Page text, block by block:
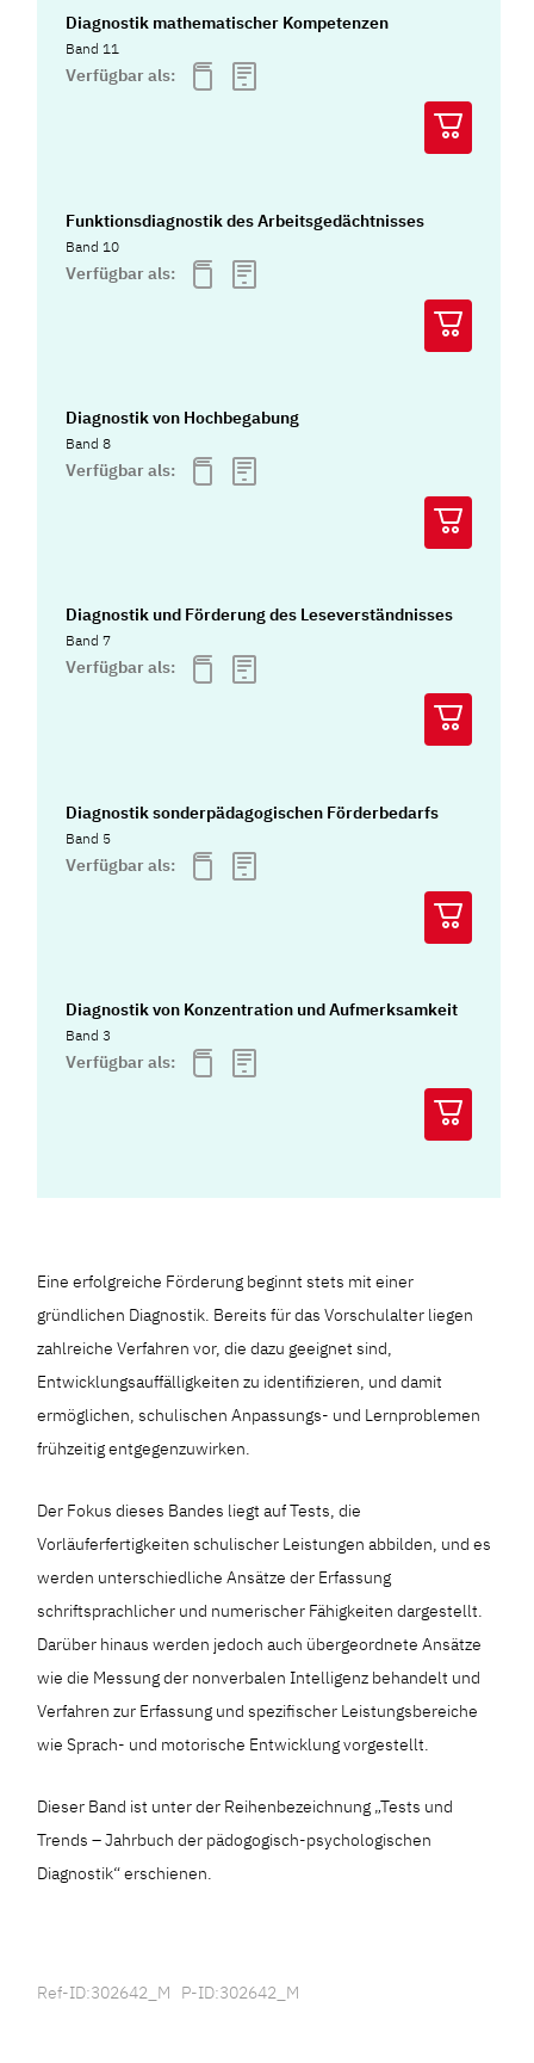
Diagnostik mathematischer Kompetenzen
Band 11
Verfügbar als:
Funktionsdiagnostik des Arbeitsgedächtnisses
Band 10
Verfügbar als:
Diagnostik von Hochbegabung
Band 8
Verfügbar als:
Diagnostik und Förderung des Leseverständnisses
Band 7
Verfügbar als:
Diagnostik sonderpädagogischen Förderbedarfs
Band 5
Verfügbar als:
Diagnostik von Konzentration und Aufmerksamkeit
Band 3
Verfügbar als:
Eine erfolgreiche Förderung beginnt stets mit einer
gründlichen Diagnostik. Bereits für das Vorschulalter liegen
zahlreiche Verfahren vor, die dazu geeignet sind,
Entwicklungsauffälligkeiten zu identifizieren, und damit
ermöglichen, schulischen Anpassungs- und Lernproblemen
frühzeitig entgegenzuwirken.
Der Fokus dieses Bandes liegt auf Tests, die
Vorläuferfertigkeiten schulischer Leistungen abbilden, und es
werden unterschiedliche Ansätze der Erfassung
schriftsprachlicher und numerischer Fähigkeiten dargestellt.
Darüber hinaus werden jedoch auch übergeordnete Ansätze
wie die Messung der nonverbalen Intelligenz behandelt und
Verfahren zur Erfassung und spezifischer Leistungsbereiche
wie Sprach- und motorische Entwicklung vorgestellt.
Dieser Band ist unter der Reihenbezeichnung „Tests und
Trends – Jahrbuch der pädogogisch-psychologischen
Diagnostik“ erschienen.
Ref-ID:302642_M P-ID:302642_M